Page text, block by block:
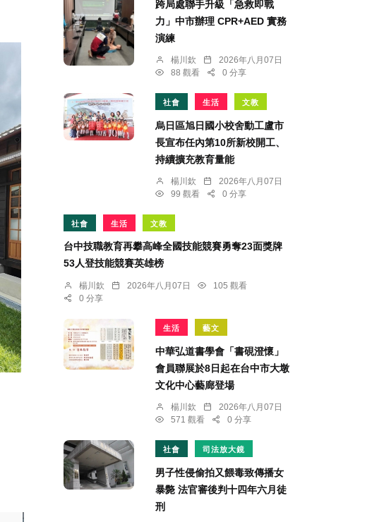
跨局處聯手升級「急救即戰
力」中市辦理 CPR+AED 實務
演練
楊川欽
2026年八月07日
88 觀看
0 分享
社會 生活 文教
烏日區旭日國小校舍動工盧市
長宣布任內第10所新校開工、
持續擴充教育量能
楊川欽
2026年八月07日
99 觀看
0 分享
社會 生活 文教
台中技職教育再攀高峰全國技能競賽勇奪23面獎牌
53人登技能競賽英雄榜
楊川欽 2026年八月07日
105 觀看
0 分享
生活 藝文
中華弘道書學會「書硯澄懷」
會員聯展於8日起在台中市大墩
文化中心藝廊登場
楊川欽
2026年八月07日
571 觀看
0 分享
社會 司法放大鏡
男子性侵偷拍又餵毒致傳播女
暴斃 法官審後判十四年六月徒
刑